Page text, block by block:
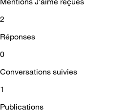
2
Réponses
0
Conversations suivies
1
Publications